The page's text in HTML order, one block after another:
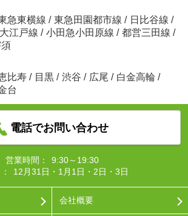
急東横線 / 東急田園都市線 / 日比谷線 /
江戸線 / 小田急小田原線 / 都営三田線 /
比寿 / 目黒 / 渋谷 / 広尾 / 白金高輪 /
台
電話でお問い合わせ
営業時間：
9:30～19:30
12月31日・1月1日・2日・3日
会社概要